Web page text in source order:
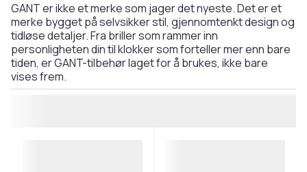
GANT er ikke et merke som jager det nyeste. Det er et
merke bygget på selvsikker stil, gjennomtenkt design og
tidløse detaljer. Fra briller som rammer inn
personligheten din til klokker som forteller mer enn bare
tiden, er GANT-tilbehør laget for å brukes, ikke bare
vises frem.